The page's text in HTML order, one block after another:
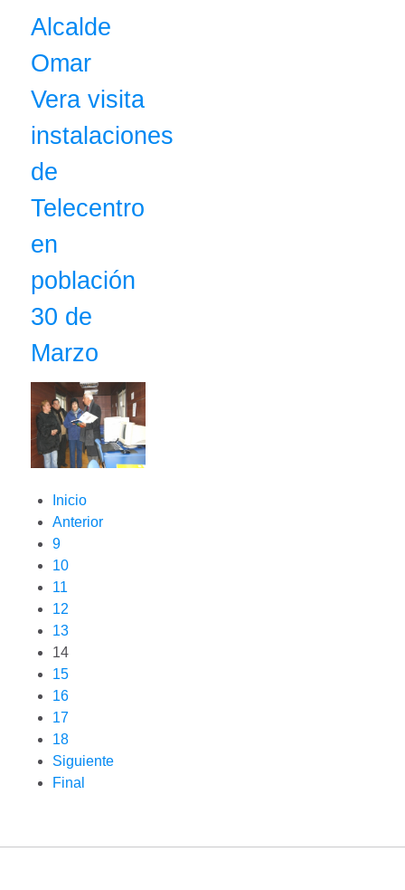
Alcalde
Omar
Vera visita
instalaciones
de
Telecentro
en
población
30 de
Marzo
Inicio
Anterior
9
10
11
12
13
14
15
16
17
18
Siguiente
Final